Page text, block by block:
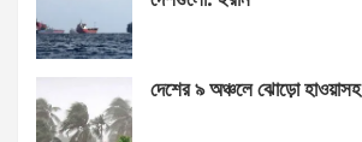
দেশের ৯ অঞ্চলে ঝোড়ো